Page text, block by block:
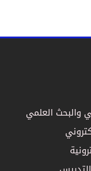
والبحث العلمي